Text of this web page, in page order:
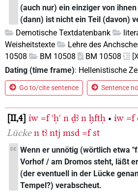
(auch nur) ein einziger von
(dann) ist nicht ein Teil (davon)
Demotische Textdatenbank
Weisheitstexte
Lehre des
10508
BM 10508 BM 10508
Dating (time frame): Hellenistische
Go to/cite sentence Sentence
II,4 ı͗w =f ꜥḥꜥ n ḏꜣ n ḫftḥ • ı͗w =f
Lücke n tꜣ ntj msd =f st
DE Wenn er unnötig (wörtlich etwa
Vorhof / am Dromos steht, läßt
(der eventuell in der Lücke
Tempel?) verabscheut.